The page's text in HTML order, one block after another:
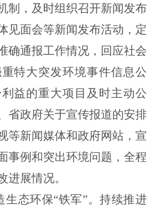
制，及时组织召开新闻发布
见面会等新闻发布活动，定
确通报工作情况，回应社会
特大突发环境事件信息公
益的重大项目及时主动公
省政府关于宣传报道的安排
等新闻媒体和政府网站，宣
事例和突出环境问题，全程
进展情况。
生态环保“铁军”。持续推进